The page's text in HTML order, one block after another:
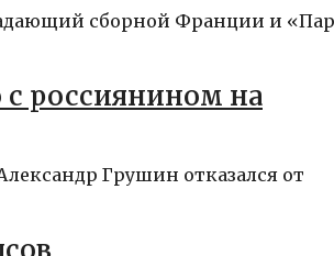
сборной Франции и
россиянином на
Грушин отказался от